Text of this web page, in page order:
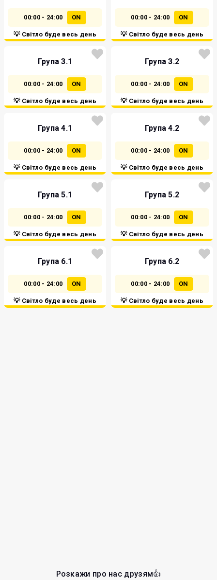
00:00 - 24:00 ON
💡 Світло буде весь день
00:00 - 24:00 ON
💡 Світло буде весь день
Група 3.1
00:00 - 24:00 ON
💡 Світло буде весь день
Група 3.2
00:00 - 24:00 ON
💡 Світло буде весь день
Група 4.1
00:00 - 24:00 ON
💡 Світло буде весь день
Група 4.2
00:00 - 24:00 ON
💡 Світло буде весь день
Група 5.1
00:00 - 24:00 ON
💡 Світло буде весь день
Група 5.2
00:00 - 24:00 ON
💡 Світло буде весь день
Група 6.1
00:00 - 24:00 ON
💡 Світло буде весь день
Група 6.2
00:00 - 24:00 ON
💡 Світло буде весь день
Розкажи про нас друзям👍